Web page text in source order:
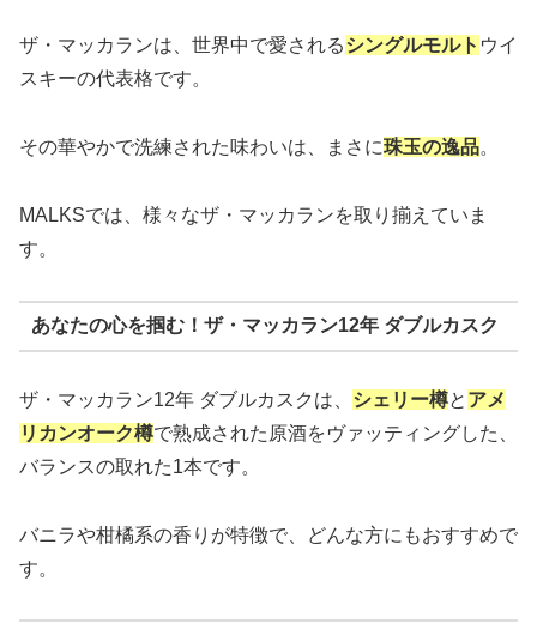
ザ・マッカランは、世界中で愛されるシングルモルト ウイ
スキーの代表格です。
その華やかで洗練された味わいは、まさに珠玉の逸品。
MALKSでは、様々なザ・マッカランを取り揃えていま
す。
あなたの心を掴む！ザ・マッカラン12年 ダブルカスク
ザ・マッカラン12年 ダブルカスクは、 シェリー樽と アメ
リカンオーク樽で熟成された原酒をヴァッティングした、
バランスの取れた1本です。
バニラや柑橘系の香りが特徴で、どんな方にもおすすめで
す。